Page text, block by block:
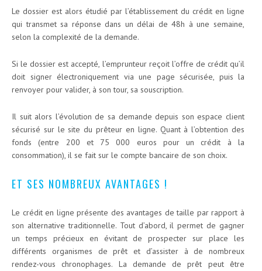
Le dossier est alors étudié par l’établissement du crédit en ligne
qui transmet sa réponse dans un délai de 48h à une semaine,
selon la complexité de la demande.
Si le dossier est accepté, l’emprunteur reçoit l’offre de crédit qu’il
doit signer électroniquement via une page sécurisée, puis la
renvoyer pour valider, à son tour, sa souscription.
Il suit alors l’évolution de sa demande depuis son espace client
sécurisé sur le site du prêteur en ligne. Quant à l’obtention des
fonds (entre 200 et 75 000 euros pour un crédit à la
consommation), il se fait sur le compte bancaire de son choix.
ET SES NOMBREUX AVANTAGES !
Le crédit en ligne présente des avantages de taille par rapport à
son alternative traditionnelle. Tout d’abord, il permet de gagner
un temps précieux en évitant de prospecter sur place les
différents organismes de prêt et d’assister à de nombreux
rendez-vous chronophages. La demande de prêt peut être